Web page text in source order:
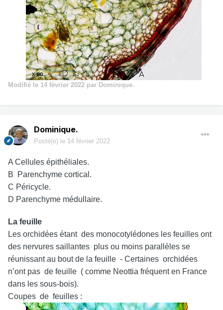
Modifié le 14 février 2022 par Dominique.
Dominique.
Posté(e) le 14 février 2022
A Cellules épithéliales.
B Parenchyme cortical.
C Péricycle.
D Parenchyme médullaire.
La feuille
Les orchidées étant des monocotylédones les feuilles ont
des nervures saillantes plus ou moins parallèles se
réunissant au bout de la feuille - Certaines orchidées
n’ont pas de feuille ( comme Neottia fréquent en France
dans les sous-bois).
Coupes de feuilles :